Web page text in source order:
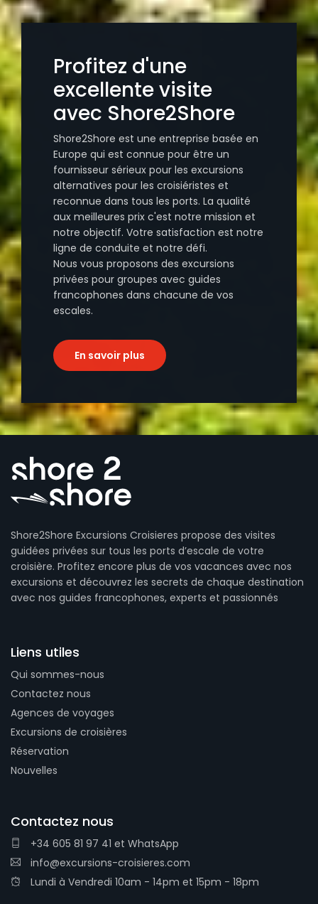
Profitez d'une
excellente visite
avec Shore2Shore
Shore2Shore est une entreprise basée en
Europe qui est connue pour être un
fournisseur sérieux pour les excursions
alternatives pour les croisiéristes et
reconnue dans tous les ports. La qualité
aux meilleures prix c'est notre mission et
notre objectif. Votre satisfaction est notre
ligne de conduite et notre défi.
Nous vous proposons des excursions
privées pour groupes avec guides
francophones dans chacune de vos
escales.
En savoir plus
Shore2Shore Excursions Croisieres propose des visites
guidées privées sur tous les ports d’escale de votre
croisière. Profitez encore plus de vos vacances avec nos
excursions et découvrez les secrets de chaque destination
avec nos guides francophones, experts et passionnés
Liens utiles
Qui sommes-nous
Contactez nous
Agences de voyages
Excursions de croisières
Réservation
Nouvelles
Contactez nous
+34 605 81 97 41 et WhatsApp
info@excursions-croisieres.com
Lundi à Vendredi 10am - 14pm et 15pm - 18pm